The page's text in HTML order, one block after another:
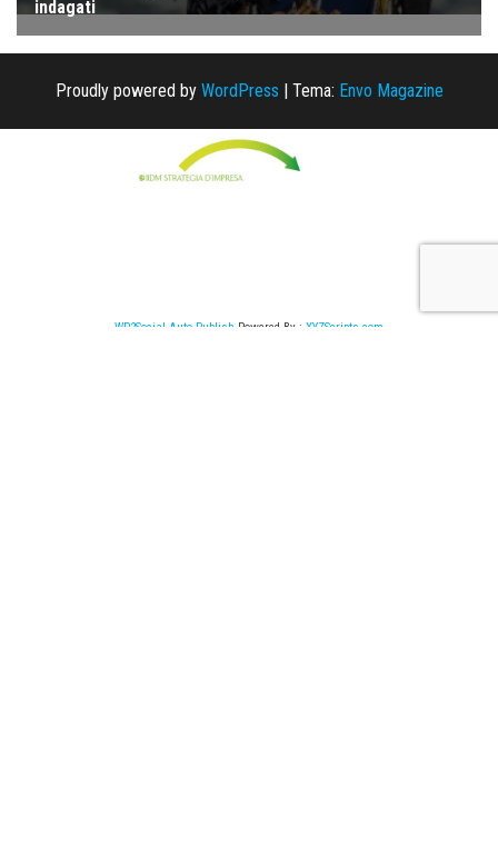
Proudly powered by WordPress Tema: Envo Magazine
WP2Social Auto Publish Powered By : XYZScripts.com